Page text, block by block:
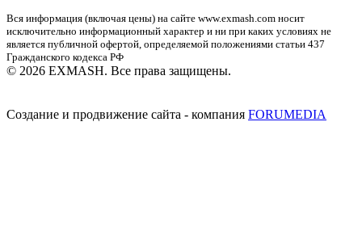
Вся информация (включая цены) на сайте www.exmash.com носит
исключительно информационный характер и ни при каких условиях не
является публичной офертой, определяемой положениями статьи 437
Гражданского кодекса РФ
© 2026 EXMASH. Все права защищены.
Создание и продвижение сайта - компания FORUMEDIA